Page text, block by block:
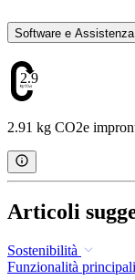
Software e Assistenza
2.91
2.91 kg CO2e
Articoli
Sostenibilità
Funzionalità principali